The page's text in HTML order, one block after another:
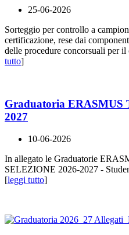
25-06-2026
Sorteggio per controllo a
certificazione, rese dai
delle procedure concorsuali per
tutto]
Graduatoria ERASMUS
2027
10-06-2026
In allegato le Graduatorie
SELEZIONE 2026-2027 -
[leggi tutto]